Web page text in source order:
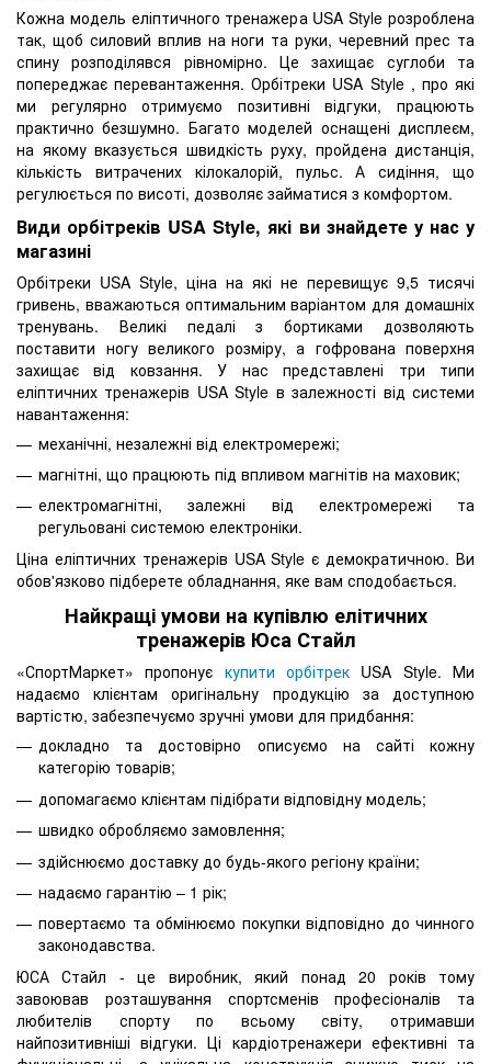
Кожна модель еліптичного тренажера USA Style розроблена
так, щоб силовий вплив на ноги та руки, черевний прес та
спину розподілявся рівномірно. Це захищає суглоби та
попереджає перевантаження. Орбітреки USA Style , про які
ми регулярно отримуємо позитивні відгуки, працюють
практично безшумно. Багато моделей оснащені дисплеєм,
на якому вказується швидкість руху, пройдена дистанція,
кількість витрачених кілокалорій, пульс. А сидіння, що
регулюється по висоті, дозволяє займатися з комфортом.
Види орбітреків USA Style, які ви знайдете у нас у
магазині
Орбітреки USA Style, ціна на які не перевищує 9,5 тисячі
гривень, вважаються оптимальним варіантом для домашніх
тренувань. Великі педалі з бортиками дозволяють
поставити ногу великого розміру, а гофрована поверхня
захищає від ковзання. У нас представлені три типи
еліптичних тренажерів USA Style в залежності від системи
навантаження:
механічні, незалежні від електромережі;
магнітні, що працюють під впливом магнітів на маховик;
електромагнітні, залежні від електромережі та
регульовані системою електроніки.
Ціна еліптичних тренажерів USA Style є демократичною. Ви
обов'язково підберете обладнання, яке вам сподобається.
Найкращі умови на купівлю елітичних
тренажерів Юса Стайл
«СпортМаркет» пропонує купити орбітрек USA Style. Ми
надаємо клієнтам оригінальну продукцію за доступною
вартістю, забезпечуємо зручні умови для придбання:
докладно та достовірно описуємо на сайті кожну
категорію товарів;
допомагаємо клієнтам підібрати відповідну модель;
швидко обробляємо замовлення;
здійснюємо доставку до будь-якого регіону країни;
надаємо гарантію – 1 рік;
повертаємо та обмінюємо покупки відповідно до чинного
законодавства.
ЮСА Стайл - це виробник, який понад 20 років тому
завоював розташування спортсменів професіоналів та
любителів спорту по всьому світу, отримавши
найпозитивніші відгуки. Ці кардіотренажери ефективні та